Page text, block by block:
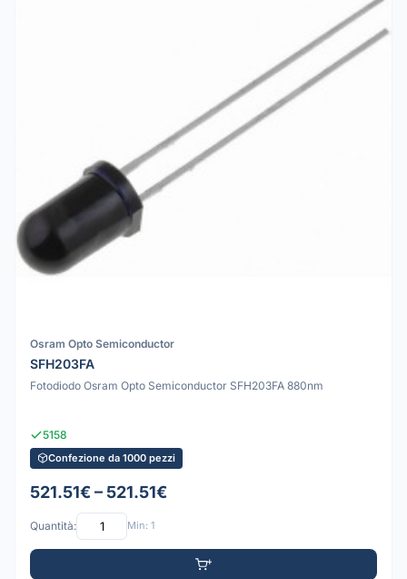
Osram Opto Semiconductor
SFH203FA
Fotodiodo Osram Opto Semiconductor SFH203FA 880nm
5158
Confezione da 1000 pezzi
521.51€ – 521.51€
Quantità: Min: 1